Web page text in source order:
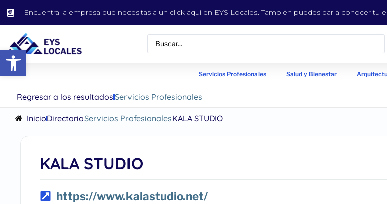
Abrir barra de herramientas
Encuentra la empresa que necesitas a un click aquí en EYS Locales. También puedes dar a conocer tu
Servicios Profesionales Salud y Bienestar
Regresar a los resultadosServicios Profesionales
InicioDirectorioServicios ProfesionalesKALA STUDIO
KALA STUDIO
https://www.kalastudio.net/